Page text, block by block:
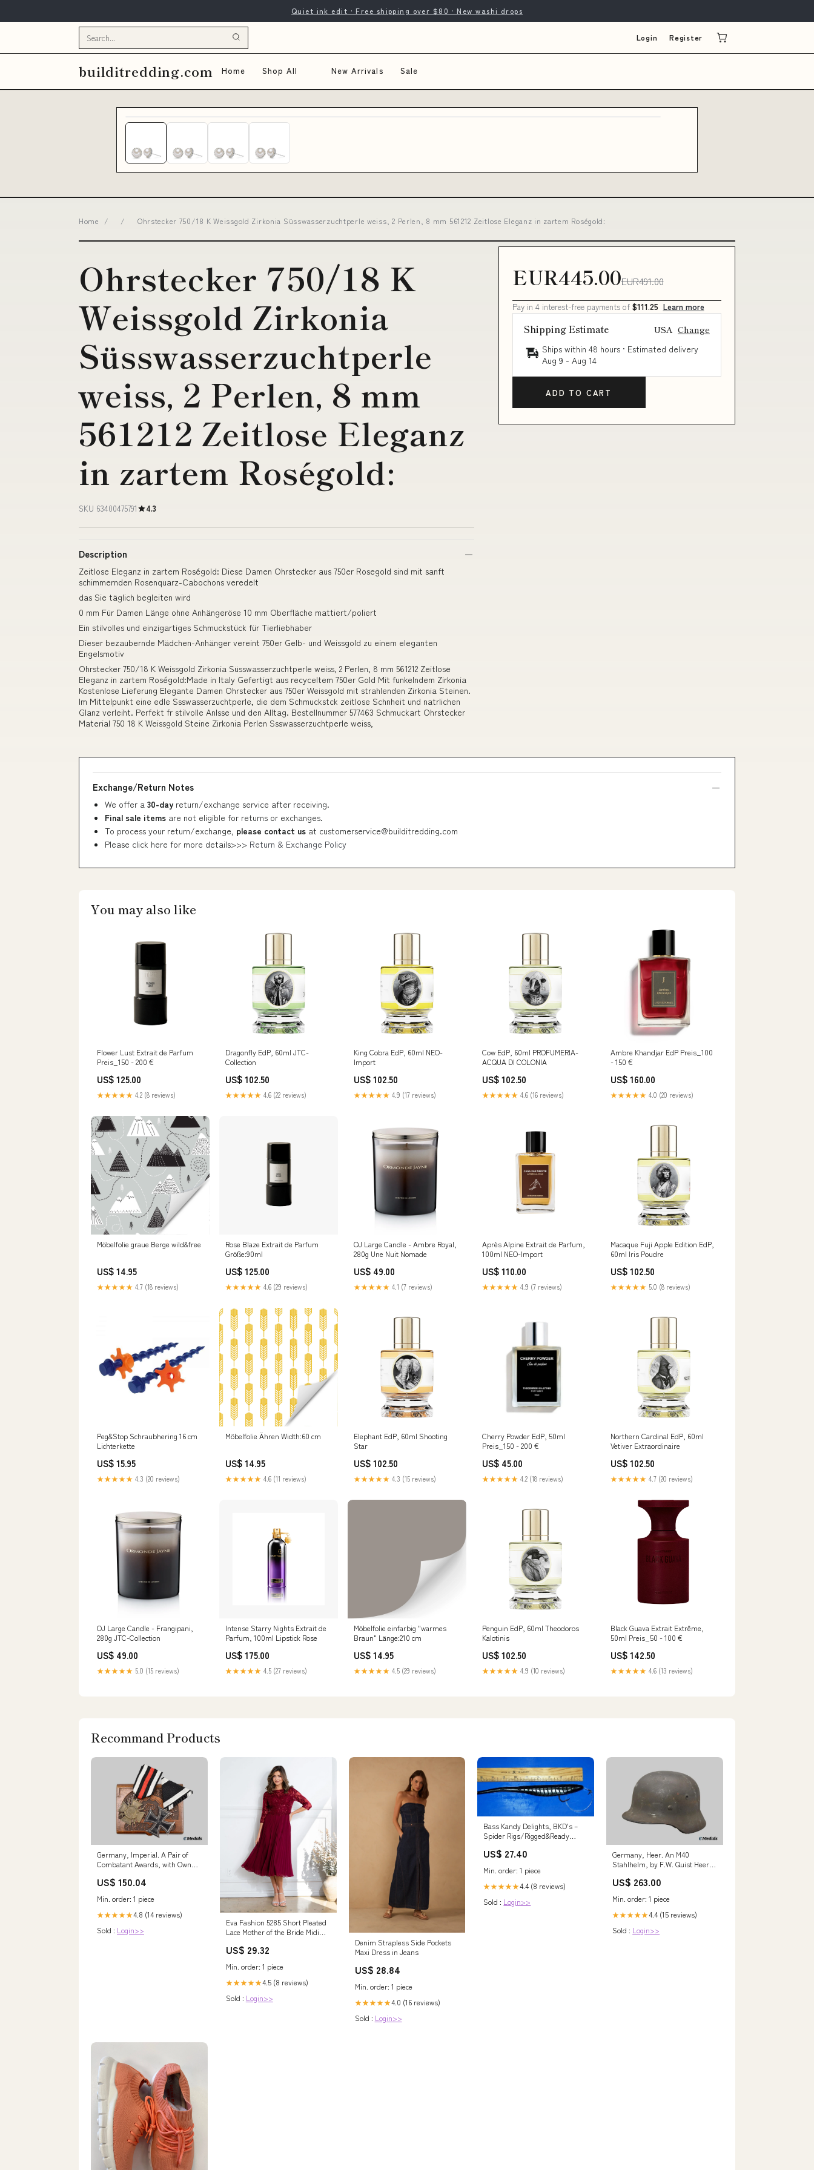
Quiet ink edit · Free shipping over $80 · New washi drops
Login Register
builditredding.com Home Shop All New Arrivals Sale
Home / / Ohrstecker 750/18 K Weissgold Zirkonia Süsswasserzuchtperle weiss, 2 Perlen, 8 mm 561212 Zeitlose Eleganz in zartem Roségold:
Ohrstecker 750/18 K
Weissgold Zirkonia
Süsswasserzuchtperle
weiss, 2 Perlen, 8 mm
561212 Zeitlose Eleganz
in zartem Roségold:
SKU 63400475791 4.3
Description
Zeitlose Eleganz in zartem Roségold: Diese Damen Ohrstecker aus 750er Rosegold sind mit sanft
schimmernden Rosenquarz-Cabochons veredelt
das Sie täglich begleiten wird
0 mm Für Damen Länge ohne Anhängeröse 10 mm Oberfläche mattiert/poliert
Ein stilvolles und einzigartiges Schmuckstück für Tierliebhaber
Dieser bezaubernde Mädchen-Anhänger vereint 750er Gelb- und Weissgold zu einem eleganten
Engelsmotiv
Ohrstecker 750/18 K Weissgold Zirkonia Süsswasserzuchtperle weiss, 2 Perlen, 8 mm 561212 Zeitlose
Eleganz in zartem Roségold:Made in Italy Gefertigt aus recyceltem 750er Gold Mit funkelndem Zirkonia
Kostenlose Lieferung Elegante Damen Ohrstecker aus 750er Weissgold mit strahlenden Zirkonia Steinen.
Im Mittelpunkt eine edle Ssswasserzuchtperle, die dem Schmuckstck zeitlose Schnheit und natrlichen
Glanz verleiht. Perfekt fr stilvolle Anlsse und den Alltag. Bestellnummer 577463 Schmuckart Ohrstecker
Material 750 18 K Weissgold Steine Zirkonia Perlen Ssswasserzuchtperle weiss,
EUR445.00EUR491.00
Pay in 4 interest-free payments of $111.25 Learn more
Shipping Estimate USA Change
Ships within 48 hours · Estimated delivery
Aug 9 - Aug 14
ADD TO CART
Exchange/Return Notes
We offer a 30-day return/exchange service after receiving.
Final sale items are not eligible for returns or exchanges.
To process your return/exchange, please contact us at customerservice@builditredding.com
Please click here for more details>>> Return & Exchange Policy
You may also like
Flower Lust Extrait de Parfum
Preis_150 - 200 €
US$ 125.00
★★★★★ 4.2 (8 reviews)
Dragonfly EdP, 60ml JTC-
Collection
US$ 102.50
★★★★★ 4.6 (22 reviews)
King Cobra EdP, 60ml NEO-
Import
US$ 102.50
★★★★★ 4.9 (17 reviews)
Cow EdP, 60ml PROFUMERIA-
ACQUA DI COLONIA
US$ 102.50
★★★★★ 4.6 (16 reviews)
Ambre Khandjar EdP Preis_100
- 150 €
US$ 160.00
★★★★★ 4.0 (20 reviews)
Möbelfolie graue Berge wild&free
US$ 14.95
★★★★★ 4.7 (18 reviews)
Rose Blaze Extrait de Parfum
Größe:90ml
US$ 125.00
★★★★★ 4.6 (29 reviews)
OJ Large Candle - Ambre Royal,
280g Une Nuit Nomade
US$ 49.00
★★★★★ 4.1 (7 reviews)
Après Alpine Extrait de Parfum,
100ml NEO-Import
US$ 110.00
★★★★★ 4.9 (7 reviews)
Macaque Fuji Apple Edition EdP,
60ml Iris Poudre
US$ 102.50
★★★★★ 5.0 (8 reviews)
Peg&Stop Schraubhering 16 cm
Lichterkette
US$ 15.95
★★★★★ 4.3 (20 reviews)
Möbelfolie Ähren Width:60 cm
US$ 14.95
★★★★★ 4.6 (11 reviews)
Elephant EdP, 60ml Shooting
Star
US$ 102.50
★★★★★ 4.3 (15 reviews)
Cherry Powder EdP, 50ml
Preis_150 - 200 €
US$ 45.00
★★★★★ 4.2 (18 reviews)
Northern Cardinal EdP, 60ml
Vetiver Extraordinaire
US$ 102.50
★★★★★ 4.7 (20 reviews)
OJ Large Candle - Frangipani,
280g JTC-Collection
US$ 49.00
★★★★★ 5.0 (15 reviews)
Intense Starry Nights Extrait de
Parfum, 100ml Lipstick Rose
US$ 175.00
★★★★★ 4.5 (27 reviews)
Möbelfolie einfarbig "warmes
Braun" Länge:210 cm
US$ 14.95
★★★★★ 4.5 (29 reviews)
Penguin EdP, 60ml Theodoros
Kalotinis
US$ 102.50
★★★★★ 4.9 (10 reviews)
Black Guava Extrait Extrême,
50ml Preis_50 - 100 €
US$ 142.50
★★★★★ 4.6 (13 reviews)
Recommand Products
Germany, Imperial. A Pair of
Combatant Awards, with Owner-
Listed
US$ 150.04
Min. order: 1 piece
★★★★★4.8 (14 reviews)
Sold : Login>>
Eva Fashion 5285 Short Pleated
Lace Mother of the Bride Midi
US$ 29.32
Min. order: 1 piece
★★★★★4.5 (8 reviews)
Sold : Login>>
Denim Strapless Side Pockets
Maxi Dress in Jeans
US$ 28.84
Min. order: 1 piece
★★★★★4.0 (16 reviews)
Sold : Login>>
Bass Kandy Delights, BKD's –
Spider Rigs/Rigged&Ready
US$ 27.40
Min. order: 1 piece
★★★★★4.4 (8 reviews)
Sold : Login>>
Germany, Heer. An M40
Stahlhelm, by F.W. Quist Heer.
Service Tunic
US$ 263.00
Min. order: 1 piece
★★★★★4.4 (15 reviews)
Sold : Login>>